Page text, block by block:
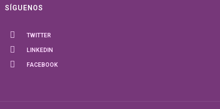
SÍGUENOS
TWITTER
LINKEDIN
FACEBOOK